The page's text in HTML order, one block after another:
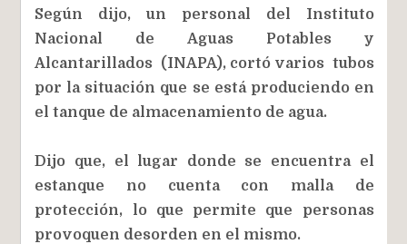
Según dijo, un personal del Instituto
Nacional de Aguas Potables y
Alcantarillados (INAPA), cortó varios tubos
por la situación que se está produciendo en
el tanque de almacenamiento de agua.
Dijo que, el lugar donde se encuentra el
estanque no cuenta con malla de
protección, lo que permite que personas
provoquen desorden en el mismo.